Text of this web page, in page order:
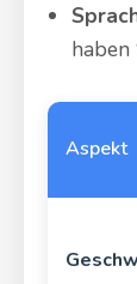
haben
Aspekt